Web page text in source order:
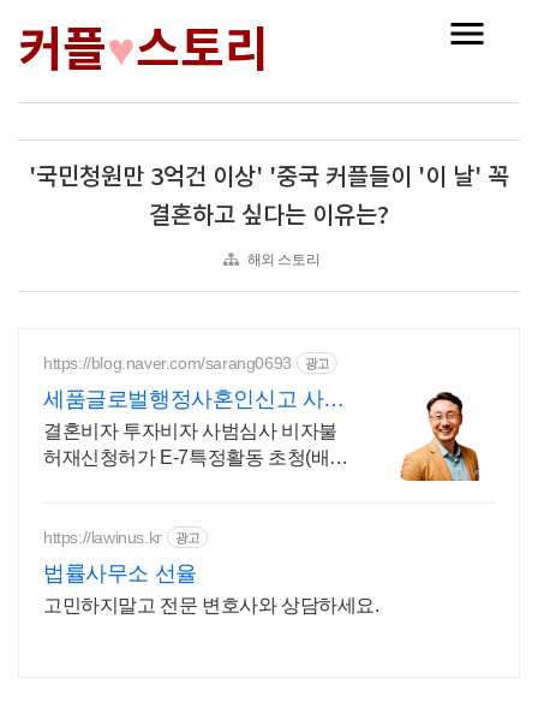
커플♥스토리
'국민청원만 3억건 이상' '중국 커플들이 '이 날' 꼭
결혼하고 싶다는 이유는?
해외 스토리
https://blog.naver.com/sarang0693 광고
세품글로벌행정사혼인신고 사증
발급전문
결혼비자 투자비자 사범심사 비자불
허재신청허가 E-7특정활동 초청(배우
https://lawinus.kr 광고
법률사무소 선율
고민하지말고 전문 변호사와 상담하세요.